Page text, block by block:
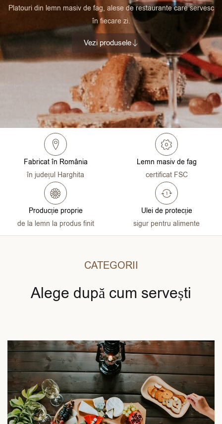
Platouri din lemn masiv de fag, alese de restaurante care servesc
în fiecare zi.
Vezi produsele
Fabricat în România
în județul Harghita
Lemn masiv de fag
certificat FSC
Producție proprie
de la lemn la produs finit
Ulei de protecție
sigur pentru alimente
CATEGORII
Alege după cum servești